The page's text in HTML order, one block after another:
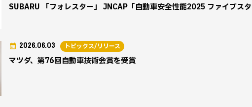
SUBARU 「フォレスター」 JNCAP「自動車安全性能2025 ファイブス
マツダ、第76回自動車技術会賞を受賞
2026.06.03 トピックス/リリース